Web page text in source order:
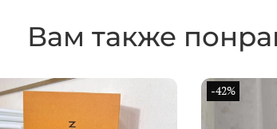
Вам также
-42%